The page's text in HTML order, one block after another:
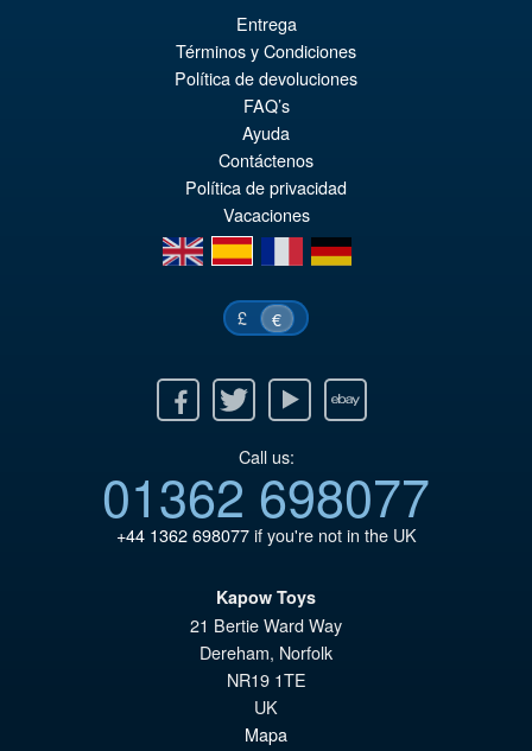
PRÉ COMMANDE
Entrega
Términos y Condiciones
Política de devoluciones
FAQ’s
Ayuda
Contáctenos
Política de privacidad
Vacaciones
en
es fr de
£ €
Twitter Youtube Ebay
Call us:
01362 698077
+44 1362 698077if you're not in the UK
Kapow Toys
21 Bertie Ward Way
Dereham, Norfolk
NR19 1TE
UK
Mapa